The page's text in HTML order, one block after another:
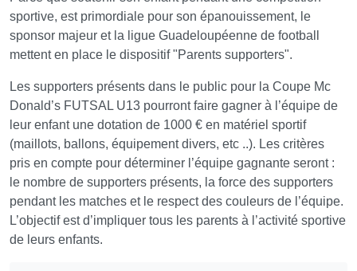
sportive, est primordiale pour son épanouissement, le
sponsor majeur et la ligue Guadeloupéenne de football
mettent en place le dispositif "Parents supporters".
Les supporters présents dans le public pour la Coupe Mc
Donald’s FUTSAL U13 pourront faire gagner à l’équipe de
leur enfant une dotation de 1000 € en matériel sportif
(maillots, ballons, équipement divers, etc ..). Les critères
pris en compte pour déterminer l’équipe gagnante seront :
le nombre de supporters présents, la force des supporters
pendant les matches et le respect des couleurs de l’équipe.
L’objectif est d’impliquer tous les parents à l’activité sportive
de leurs enfants.